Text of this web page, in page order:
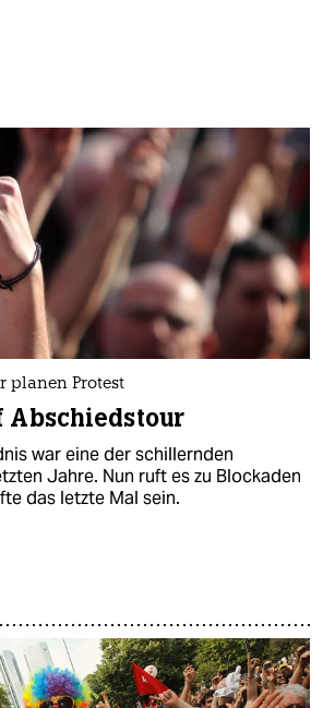
planen Protest
Abschiedstour
war eine der schillernden
Jahre. Nun ruft es zu Blockaden
das letzte Mal sein.